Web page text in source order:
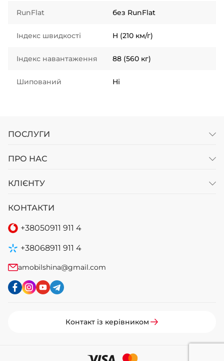
RunFlat без RunFlat
Індекс швидкості H (210 км/г)
Індекс навантаження 88 (560 кг)
Шипований Ні
ПОСЛУГИ
ПРО НАС
КЛІЄНТУ
КОНТАКТИ
+38050911 911 4
+38068911 911 4
amobilshina@gmail.com
Контакт із керівником